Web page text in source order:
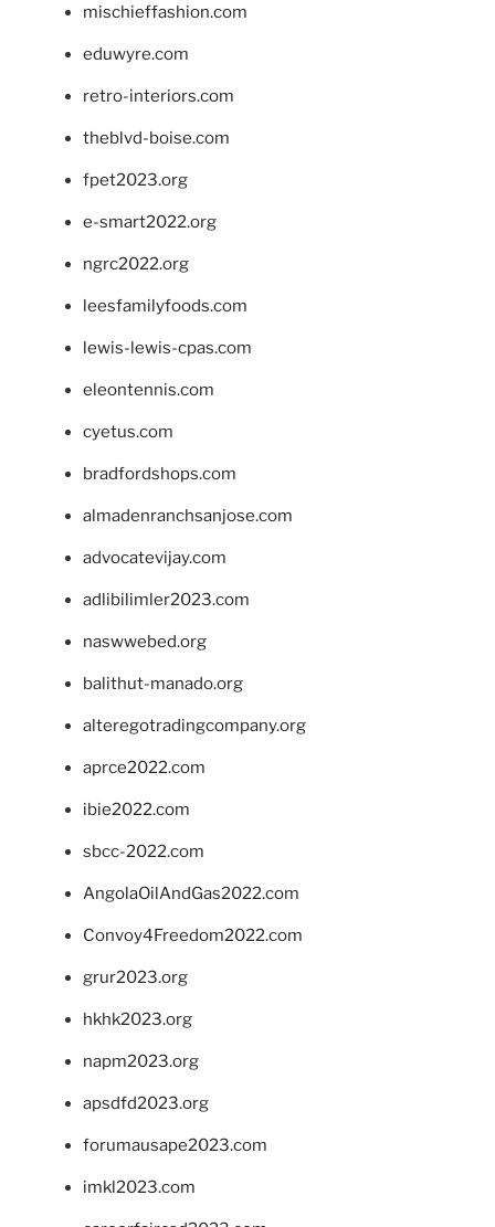
mischieffashion.com
eduwyre.com
retro-interiors.com
theblvd-boise.com
fpet2023.org
e-smart2022.org
ngrc2022.org
leesfamilyfoods.com
lewis-lewis-cpas.com
eleontennis.com
cyetus.com
bradfordshops.com
almadenranchsanjose.com
advocatevijay.com
adlibilimler2023.com
naswwebed.org
balithut-manado.org
alteregotradingcompany.org
aprce2022.com
ibie2022.com
sbcc-2022.com
AngolaOilAndGas2022.com
Convoy4Freedom2022.com
grur2023.org
hkhk2023.org
napm2023.org
apsdfd2023.org
forumausape2023.com
imkl2023.com